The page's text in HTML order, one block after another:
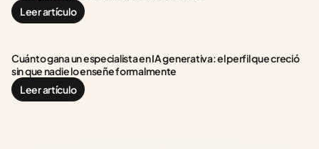
Leer artículo
Cuánto gana un especialista en IA generativa: el perfil que creció
sin que nadie lo enseñe formalmente
Leer artículo